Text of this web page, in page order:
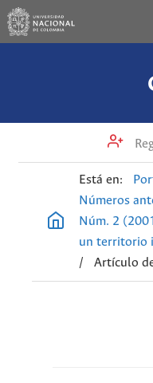
Está en:
Números
Núm. 2
un territorio
/
Artículo